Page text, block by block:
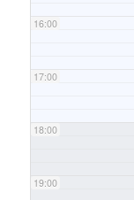
16:00
17:00
18:00
19:00